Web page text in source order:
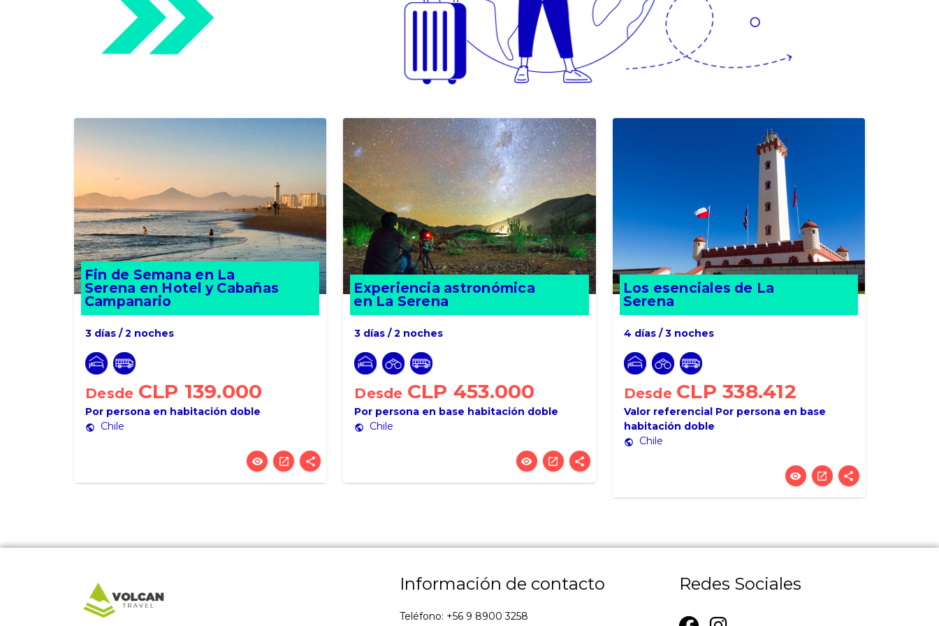
Fin de Semana en La
Serena en Hotel y Cabañas
Campanario
3 días / 2 noches
Desde CLP 139.000
Por persona en habitación doble
public Chile
visibility open_in_new share
Experiencia astronómica
en La Serena
3 días / 2 noches
Desde CLP 453.000
Por persona en base habitación doble
public Chile
visibility open_in_new share
Los esenciales de La
Serena
4 días / 3 noches
Desde CLP 338.412
Valor referencial Por persona en base
habitación doble
public Chile
visibility open_in_new share
Información de contacto
Teléfono: +56 9 8900 3258
Redes Sociales